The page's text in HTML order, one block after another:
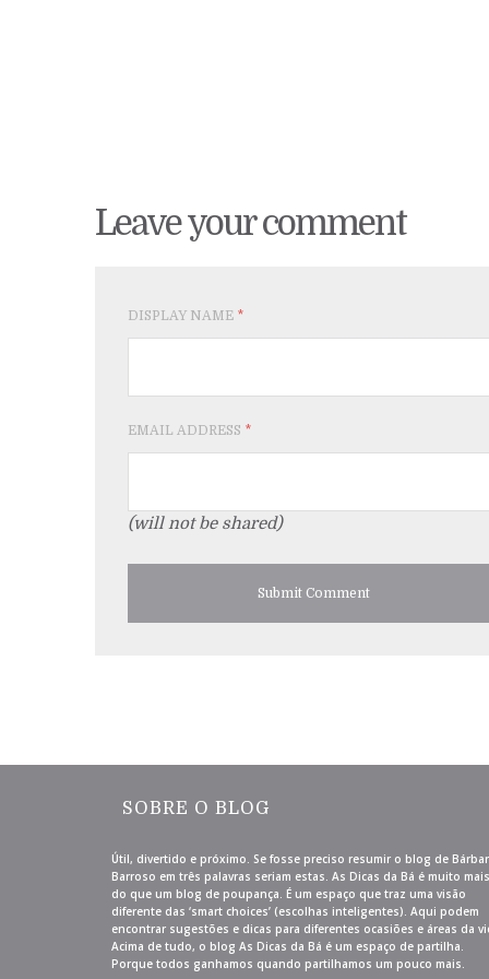
Leave your comment
DISPLAY NAME *
EMAIL ADDRESS *
(will not be shared)
SOBRE O BLOG
Útil, divertido e próximo. Se fosse preciso resumir o blog de
Barroso em três palavras seriam estas. As Dicas da Bá é muito mais
do que um blog de poupança. É um espaço que traz uma visão
diferente das ‘smart choices’ (escolhas inteligentes). Aqui podem
encontrar sugestões e dicas para diferentes ocasiões e áreas da
Acima de tudo, o blog As Dicas da Bá é um espaço de partilha.
Porque todos ganhamos quando partilhamos um pouco mais.